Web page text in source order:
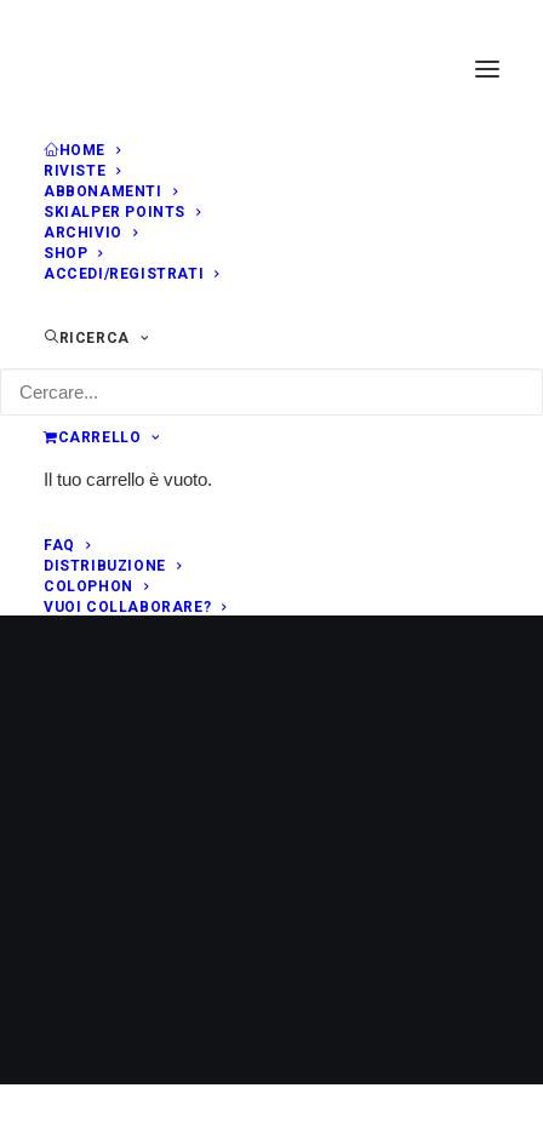
HOME
RIVISTE
ABBONAMENTI
SKIALPER POINTS
ARCHIVIO
SHOP
ACCEDI/REGISTRATI
RICERCA
CARRELLO
Il tuo carrello è vuoto.
FAQ
DISTRIBUZIONE
COLOPHON
VUOI COLLABORARE?